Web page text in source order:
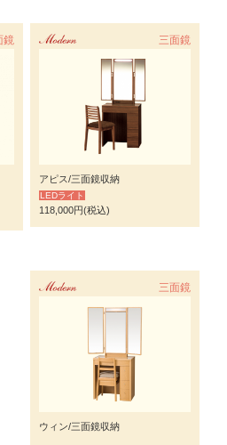
鏡 三面鏡
アピス/三面鏡収納
LEDライト
118,000円(税込)
三面鏡
ウィン/三面鏡収納